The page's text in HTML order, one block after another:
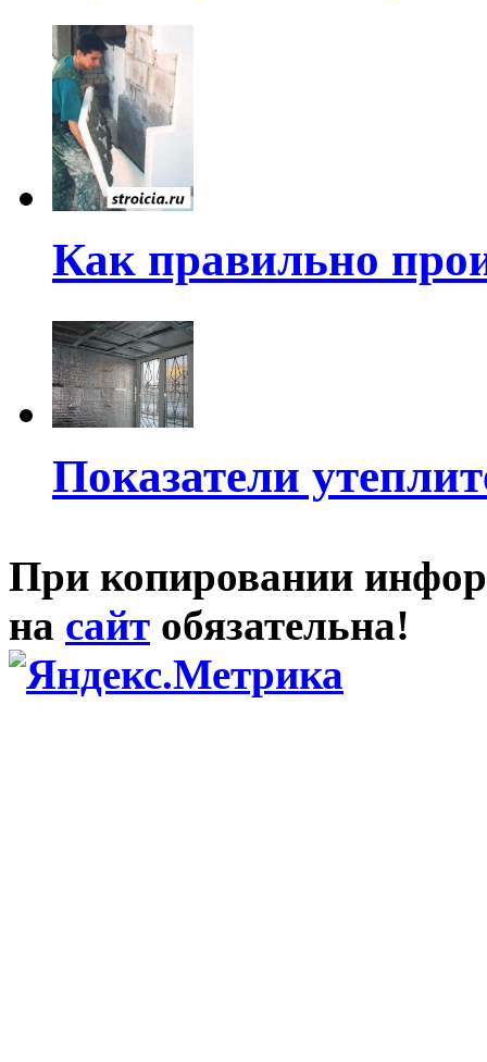
Как правильно
Показатели
При копировании
на сайт обязательна!